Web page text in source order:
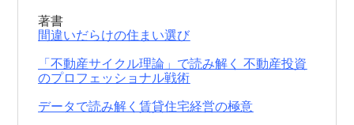
著書
間違いだらけの住まい選び
「不動産サイクル理論」で読み解く 不動産投資
のプロフェッショナル戦術
データで読み解く賃貸住宅経営の極意